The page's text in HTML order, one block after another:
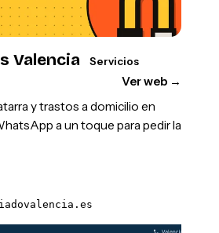
Valencia Servicios
Ver web →
y trastos a domicilio en
a un toque para pedir la